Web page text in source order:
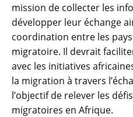
mission de collecter les
développer leur échange
coordination entre les
migratoire. Il devrait
avec les initiatives
la migration à travers
l’objectif de relever les
migratoires en Afrique.